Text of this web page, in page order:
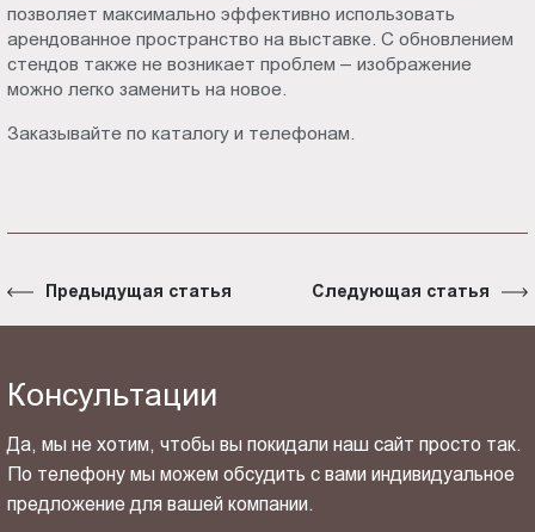
позволяет максимально эффективно использовать
арендованное пространство на выставке. С обновлением
стендов также не возникает проблем – изображение
можно легко заменить на новое.
Заказывайте по каталогу и телефонам.
Предыдущая статья Следующая статья
Консультации
Да, мы не хотим, чтобы вы покидали наш сайт просто так.
По телефону мы можем обсудить с вами индивидуальное
предложение для вашей компании.
ОТПРАВИТЬ СВОЙ КОНТАКТ